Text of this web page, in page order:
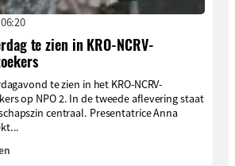
te zien in KRO-NCRV-
te zien in het KRO-NCRV-
op NPO 2. In de tweede aflevering staat
centraal. Presentatrice Anna